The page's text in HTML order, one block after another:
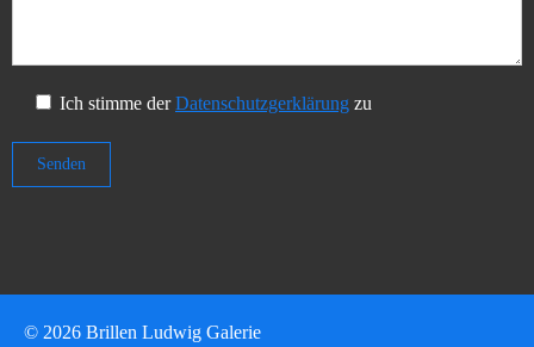
Ich stimme derDatenschutzgerklärung zu
© 2026 Brillen Ludwig Galerie